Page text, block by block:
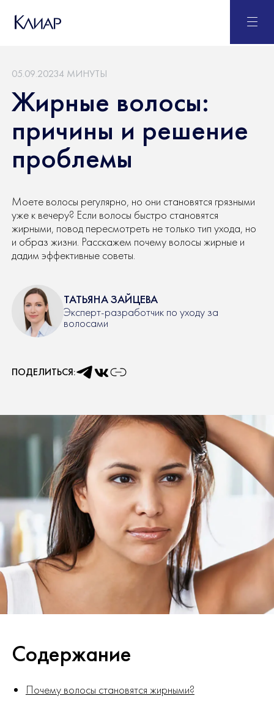
05.09.20234 МИНУТЫ
Жирные волосы:
причины и решение
проблемы
Моете волосы регулярно, но они становятся грязными
уже к вечеру? Если волосы быстро становятся
жирными, повод пересмотреть не только тип ухода, но
и образ жизни. Расскажем почему волосы жирные и
дадим эффективные советы.
ТАТЬЯНА ЗАЙЦЕВА
Эксперт-разработчик по уходу за
волосами
ПОДЕЛИТЬСЯ:
Содержание
Почему волосы становятся жирными?